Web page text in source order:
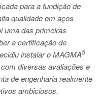
para a fundição de
qualidade em aços
uma das primeiras
a certificação de
instalar o MAGMA
5
diversas avaliações e
de engenharia realmente
ambiciosos.